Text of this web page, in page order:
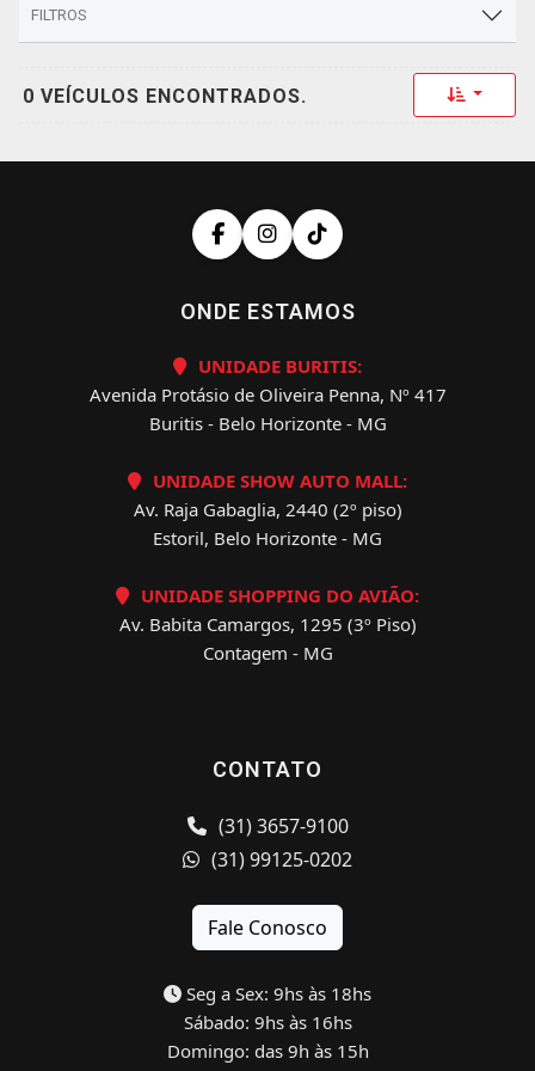
FILTROS
0 VEÍCULOS ENCONTRADOS. Toggle
ONDE ESTAMOS
UNIDADE BURITIS:
Avenida Protásio de Oliveira Penna, Nº 417
Buritis - Belo Horizonte - MG
UNIDADE SHOW AUTO MALL:
Av. Raja Gabaglia, 2440 (2º piso)
Estoril, Belo Horizonte - MG
UNIDADE SHOPPING DO AVIÃO:
Av. Babita Camargos, 1295 (3º Piso)
Contagem - MG
CONTATO
(31) 3657-9100
(31) 99125-0202
Fale Conosco
Seg a Sex: 9hs às 18hs
Sábado: 9hs às 16hs
Domingo: das 9h às 15h